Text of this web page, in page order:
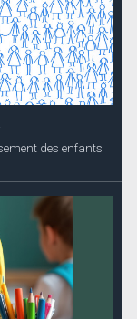
des enfants